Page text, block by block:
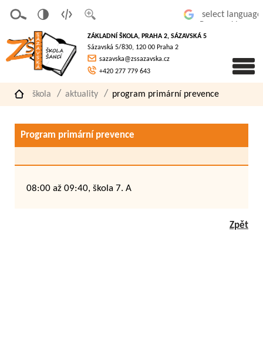
písmo
á
verze
pro
slaboz
raké
ZÁKLADNÍ ŠKOLA, PRAHA 2, SÁZAVSKÁ 5
Sázavská 5/830, 120 00 Praha 2
sazavska@zssazavska.cz
+420 277 779 643
škola aktuality program primární prevence
Program primární prevence
08:00 až 09:40, škola 7. A
Zpět